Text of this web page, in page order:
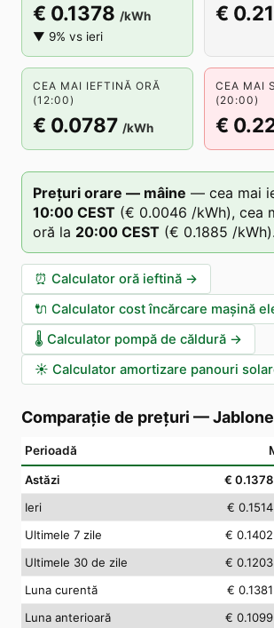
€ 0.1378 /kWh
▼ 9% vs ieri
€
CEA MAI IEFTINĂ ORĂ
(12:00)
€ 0.0787 /kWh
CEA MAI
(20:00)
€
Prețuri orare — mâine — cea mai
10:00 CEST (€ 0.0046 /kWh), cea
oră la 20:00 CEST (€ 0.1885 /kWh).
⏰ Calculator oră ieftină →
🔌 Calculator cost încărcare mașină
🌡️ Calculator pompă de căldură →
☀️ Calculator amortizare panouri
Comparație de prețuri —
Perioadă
Astăzi € 0.1378
Ieri
€ 0.1514
Ultimele 7 zile
€ 0.1402
Ultimele 30 de zile
€ 0.1203
Luna curentă
€ 0.1381
Luna anterioară
€ 0.1099